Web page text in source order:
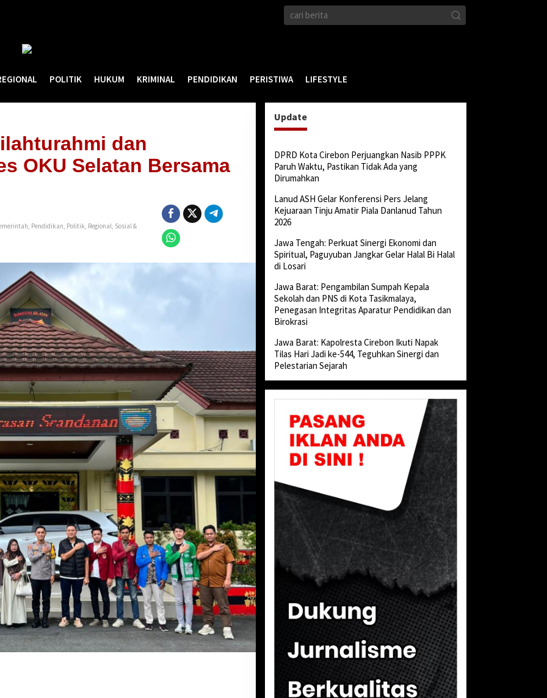
POLITIK HUKUM KRIMINAL PENDIDIKAN PERISTIWA LIFESTYLE
dan
OKU Selatan Bersama
, Pendidikan, Politik, Regional, Sosial &
Update
DPRD Kota Cirebon Perjuangkan Nasib PPPK
Paruh Waktu, Pastikan Tidak Ada yang
Dirumahkan
Lanud ASH Gelar Konferensi Pers Jelang
Kejuaraan Tinju Amatir Piala Danlanud Tahun
2026
Jawa Tengah: Perkuat Sinergi Ekonomi dan
Spiritual, Paguyuban Jangkar Gelar Halal Bi Halal
di Losari
Jawa Barat: Pengambilan Sumpah Kepala
Sekolah dan PNS di Kota Tasikmalaya,
Penegasan Integritas Aparatur Pendidikan dan
Birokrasi
Jawa Barat: Kapolresta Cirebon Ikuti Napak
Tilas Hari Jadi ke-544, Teguhkan Sinergi dan
Pelestarian Sejarah